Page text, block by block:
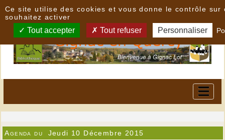
Agenda du Jeudi 10 Décembre 2015
Ce site utilise des cookies et vous donne le contrôle sur
souhaitez activer
Tout accepter Tout refuser Personnaliser